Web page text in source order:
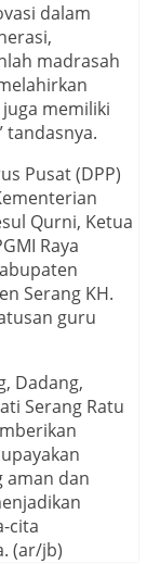
dalam
madrasah
memiliki
tandasnya.
Pusat (DPP)
Qurni, Ketua
Raya
Serang KH.
guru
Dadang,
Serang Ratu
aman dan
cita
(ar/jb)